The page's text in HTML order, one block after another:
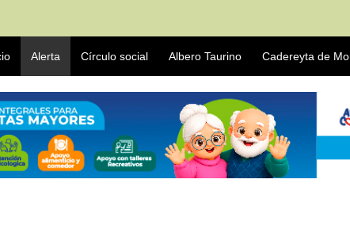
Alerta Círculo social Albero Taurino Cadereyta de